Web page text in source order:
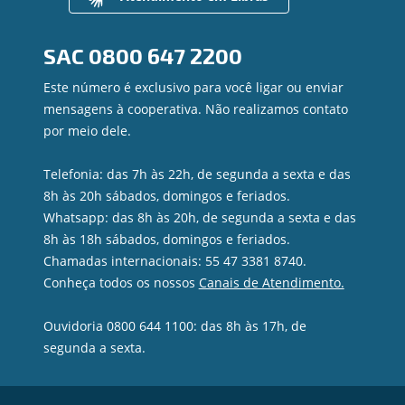
Contato
Ouvidoria
SAC 0800 647 2200
Este número é exclusivo para você ligar ou enviar
mensagens à cooperativa. Não realizamos contato
por meio dele.
Telefonia: das 7h às 22h, de segunda a sexta e das
8h às 20h sábados, domingos e feriados.
Whatsapp: das 8h às 20h, de segunda a sexta e das
8h às 18h sábados, domingos e feriados.
Chamadas internacionais: 55 47 3381 8740.
Conheça todos os nossos Canais de Atendimento.
Ouvidoria 0800 644 1100: das 8h às 17h, de
segunda a sexta.